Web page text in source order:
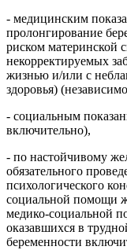
- медицинским
пролонгирование
риском материнской
некорректируемых
жизнью и/или с
здоровья)
- социальным
включительно),
- по настойчивому
обязательного
психологического
социальной помощи
медико-социальной
оказавшихся в
беременности